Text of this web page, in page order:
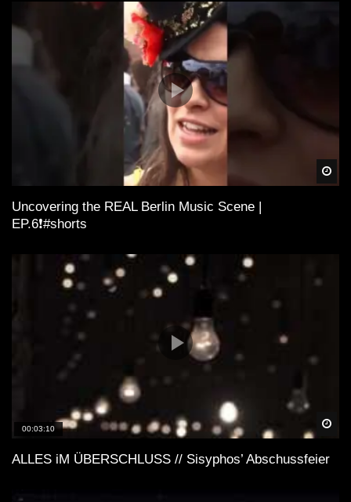
Uncovering the REAL Berlin Music Scene |
EP.6❗️#shorts
00:03:10
ALLES iM ÜBERSCHLUSS // Sisyphos’ Abschussfeier